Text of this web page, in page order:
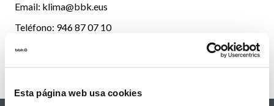
Esta página web usa cookies
Email: klima@bbk.eus
Teléfono: 946 87 07 10
Dirección: Klima Abentura, BBK Klima, Abiña Auzoa z/g,